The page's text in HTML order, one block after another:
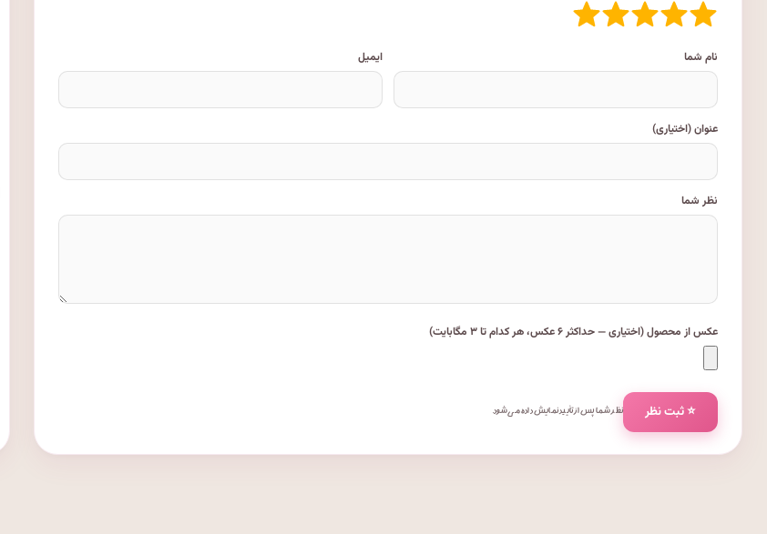
نام شما ایمیل
عنوان (اختیاری)
نظر شما
عکس از محصول (اختیاری — حداکثر ۶ عکس، هر کدام تا ۳ مگابایت)
⭐ ثبت نظر نظر شما پس از تأیید نمایش داده می‌شود.